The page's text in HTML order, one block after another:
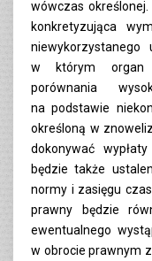
wówczas
konkretyzująca
w którym organ
porównania
na podstawie
określoną w
dokonywać
będzie także
normy i zasięgu
prawny będzie
ewentualnego
w obrocie prawnym